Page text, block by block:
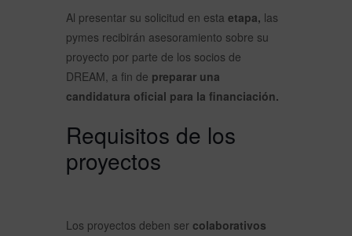
Al presentar su solicitud en esta etapa, las
pymes recibirán asesoramiento sobre su
proyecto por parte de los socios de
DREAM, a fin de preparar una
candidatura oficial para la financiación.
Requisitos de los
proyectos
Los proyectos deben ser colaborativos